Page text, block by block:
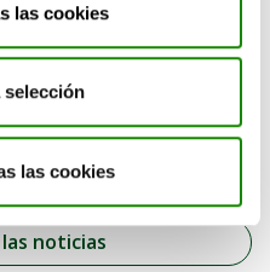
las cookies
selección
las cookies
noticias